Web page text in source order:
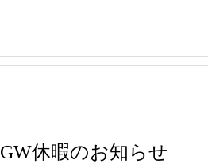
GW休暇のお知らせ